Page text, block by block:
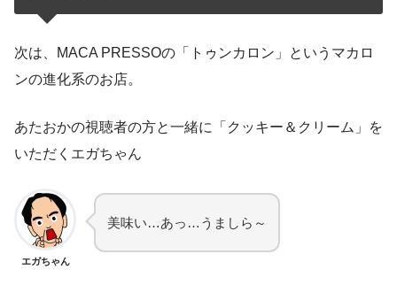
次は、MACA PRESSOの「トゥンカロン」というマカロ
ンの進化系のお店。
あたおかの視聴者の方と一緒に「クッキー＆クリーム」を
いただくエガちゃん
エガちゃん
美味い…あっ…うましら～